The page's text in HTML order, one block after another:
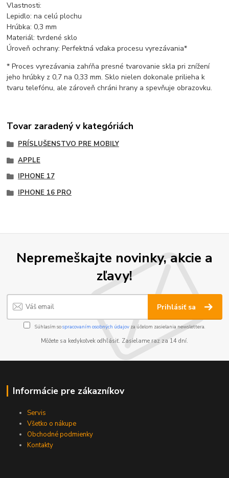
Vlastnosti:
Lepidlo: na celú plochu
Hrúbka: 0,3 mm
Materiál: tvrdené sklo
Úroveň ochrany: Perfektná vďaka procesu vyrezávania*
* Proces vyrezávania zahŕňa presné tvarovanie skla pri znížení
jeho hrúbky z 0,7 na 0,33 mm. Sklo nielen dokonale prilieha k
tvaru telefónu, ale zároveň chráni hrany a spevňuje obrazovku.
Tovar zaradený v kategóriách
PRÍSLUŠENSTVO PRE MOBILY
APPLE
IPHONE 17
IPHONE 16 PRO
Nepremeškajte novinky, akcie a
zľavy!
Prihlásiť sa
Súhlasím sospracovaním osobných údajov za účelom zasielania newslettera.
Môžete sa kedykoľvek odhlásiť. Zasielame raz za 14 dní.
Informácie pre zákazníkov
Servis
Všetko o nákupe
Obchodné podmienky
Kontakty